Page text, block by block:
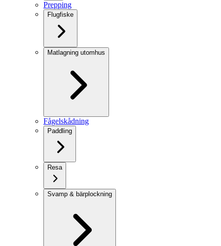
Prepping
Flugfiske
Matlagning utomhus
Fågelskådning
Paddling
Resa
Svamp & bärplockning